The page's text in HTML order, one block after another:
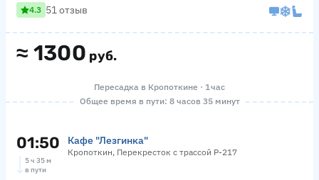
≈ 1300 руб.
4.3 51 отзыв
Пересадка в Кропоткине · 1 час
Общее время в пути: 8 часов 35 минут
01:50 Кафе "Лезгинка"
Кропоткин, Перекресток с трассой Р-217
5 ч 35 м
в пути